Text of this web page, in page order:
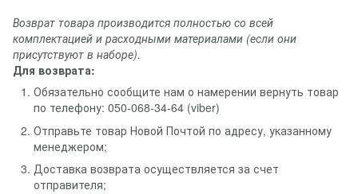
Возврат товара производится полностью со всей
комплектацией и расходными материалами (если они
присутствуют в наборе).
Для возврата:
Обязательно сообщите нам о намерении вернуть товар
по телефону: 050-068-34-64 (viber)
Отправьте товар Новой Почтой по адресу, указанному
менеджером;
Доставка возврата осуществляется за счет
отправителя;